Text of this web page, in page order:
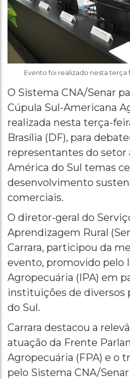
Evento foi realizado nesta terça
O Sistema CNA/Senar
Cúpula Sul-Americana
realizada nesta terça-
Brasília (DF), para
representantes do setor
América do Sul temas
desenvolvimento
comerciais.
O diretor-geral do
Aprendizagem Rural
Carrara, participou da
evento, promovido pelo
Agropecuária (IPA) em
instituições de diversos
do Sul.
Carrara destacou a
atuação da Frente
Agropecuária (FPA) e o
pelo Sistema CNA/